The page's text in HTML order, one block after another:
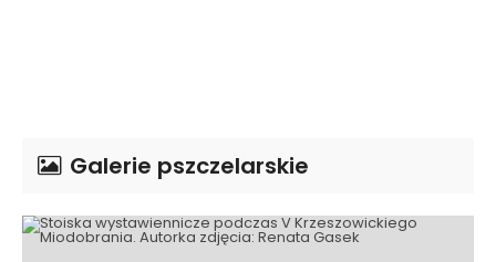
Galerie pszczelarskie